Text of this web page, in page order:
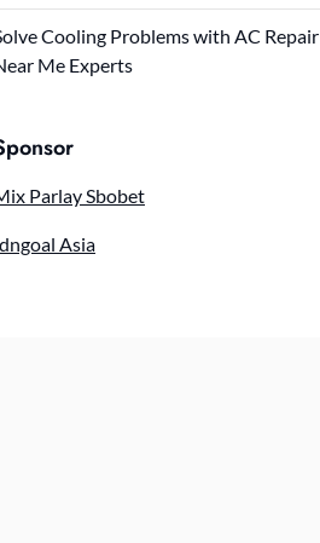
Cooling Problems with AC Repair
Me Experts
Parlay Sbobet
Asia